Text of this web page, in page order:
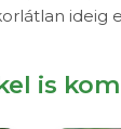
ideig
is